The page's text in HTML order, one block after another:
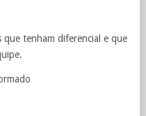
que tenham diferencial e que